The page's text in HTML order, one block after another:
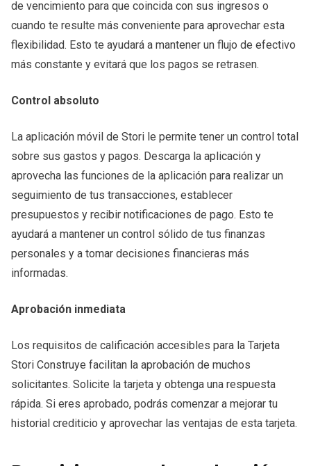
de vencimiento para que coincida con sus ingresos o
cuando te resulte más conveniente para aprovechar esta
flexibilidad. Esto te ayudará a mantener un flujo de efectivo
más constante y evitará que los pagos se retrasen.
Control absoluto
La aplicación móvil de Stori le permite tener un control total
sobre sus gastos y pagos. Descarga la aplicación y
aprovecha las funciones de la aplicación para realizar un
seguimiento de tus transacciones, establecer
presupuestos y recibir notificaciones de pago. Esto te
ayudará a mantener un control sólido de tus finanzas
personales y a tomar decisiones financieras más
informadas.
Aprobación inmediata
Los requisitos de calificación accesibles para la Tarjeta
Stori Construye facilitan la aprobación de muchos
solicitantes. Solicite la tarjeta y obtenga una respuesta
rápida. Si eres aprobado, podrás comenzar a mejorar tu
historial crediticio y aprovechar las ventajas de esta tarjeta.